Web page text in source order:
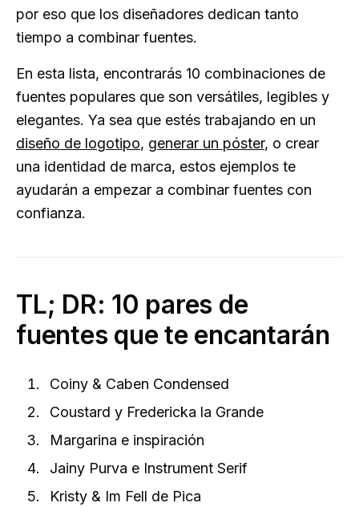
por eso que los diseñadores dedican tanto
tiempo a combinar fuentes.
En esta lista, encontrarás 10 combinaciones de
fuentes populares que son versátiles, legibles y
elegantes. Ya sea que estés trabajando en un
diseño de logotipo, generar un póster, o crear
una identidad de marca, estos ejemplos te
ayudarán a empezar a combinar fuentes con
confianza.
TL; DR: 10 pares de
fuentes que te encantarán
Coiny & Caben Condensed
Coustard y Fredericka la Grande
Margarina e inspiración
Jainy Purva e Instrument Serif
Kristy & Im Fell de Pica